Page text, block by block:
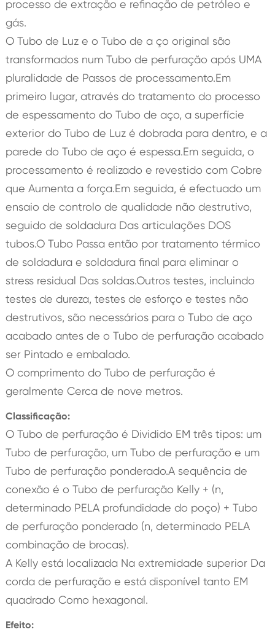
processo de extração e refinação de petróleo e
gás.
O Tubo de Luz e o Tubo de a ço original são
transformados num Tubo de perfuração após UMA
pluralidade de Passos de processamento.Em
primeiro lugar, através do tratamento do processo
de espessamento do Tubo de aço, a superfície
exterior do Tubo de Luz é dobrada para dentro, e a
parede do Tubo de aço é espessa.Em seguida, o
processamento é realizado e revestido com Cobre
que Aumenta a força.Em seguida, é efectuado um
ensaio de controlo de qualidade não destrutivo,
seguido de soldadura Das articulações DOS
tubos.O Tubo Passa então por tratamento térmico
de soldadura e soldadura final para eliminar o
stress residual Das soldas.Outros testes, incluindo
testes de dureza, testes de esforço e testes não
destrutivos, são necessários para o Tubo de aço
acabado antes de o Tubo de perfuração acabado
ser Pintado e embalado.
O comprimento do Tubo de perfuração é
geralmente Cerca de nove metros.
Classificação:
O Tubo de perfuração é Dividido EM três tipos: um
Tubo de perfuração, um Tubo de perfuração e um
Tubo de perfuração ponderado.A sequência de
conexão é o Tubo de perfuração Kelly + (n,
determinado PELA profundidade do poço) + Tubo
de perfuração ponderado (n, determinado PELA
combinação de brocas).
A Kelly está localizada Na extremidade superior Da
corda de perfuração e está disponível tanto EM
quadrado Como hexagonal.
Efeito: